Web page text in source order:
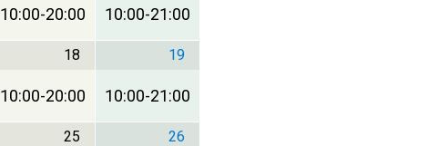
10:00-20:00 10:00-21:00
18
10:00-20:00
19
10:00-21:00
25 26